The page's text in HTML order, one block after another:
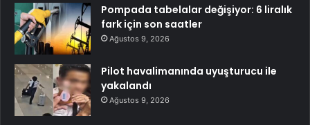
Pompada tabelalar değişiyor: 6 liralık
fark için son saatler
Ağustos 9, 2026
Pilot havalimanında uyuşturucu ile
yakalandı
Ağustos 9, 2026